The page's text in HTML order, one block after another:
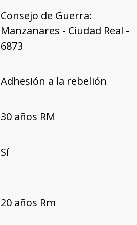
Consejo de Guerra:
Manzanares - Ciudad Real -
6873
Adhesión a la rebelión
30 años RM
Sí
20 años Rm